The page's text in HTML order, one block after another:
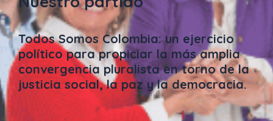
Todos Somos Colombia: un ejercicio
político para propiciar la más amplia
convergencia pluralista en torno de la
justicia social, la paz y la democracia.